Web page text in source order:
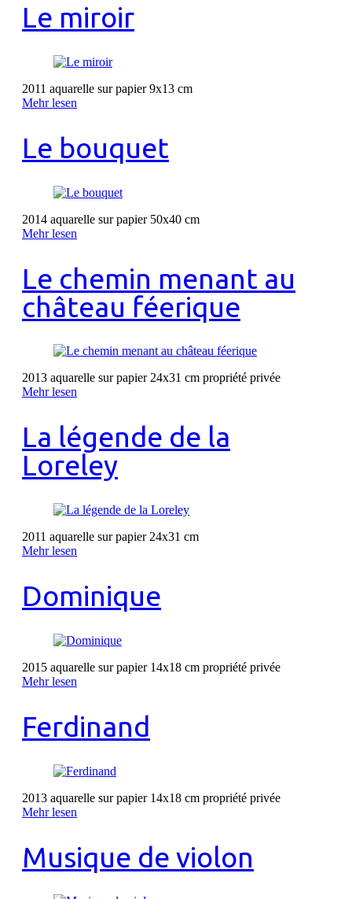
Le miroir
2011 aquarelle sur papier 9x13 cm
Mehr lesen
Le bouquet
2014 aquarelle sur papier 50x40 cm
Mehr lesen
Le chemin menant au
château féerique
2013 aquarelle sur papier 24x31 cm propriété privée
Mehr lesen
La légende de la
Loreley
2011 aquarelle sur papier 24x31 cm
Mehr lesen
Dominique
2015 aquarelle sur papier 14x18 cm propriété privée
Mehr lesen
Ferdinand
2013 aquarelle sur papier 14x18 cm propriété privée
Mehr lesen
Musique de violon